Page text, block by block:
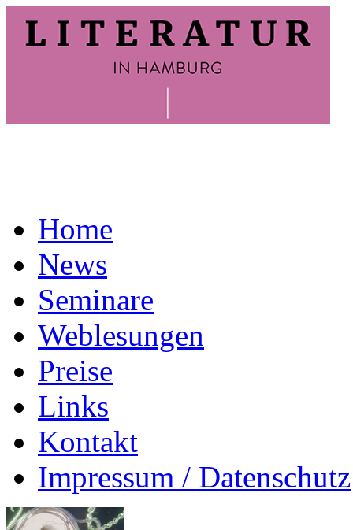
Home
News
Seminare
Weblesungen
Preise
Links
Kontakt
Impressum / Datenschutz